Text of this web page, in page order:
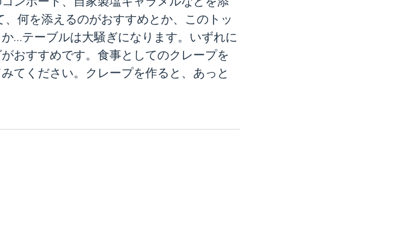
何を添えるのがおすすめとか、このトッ
…テーブルは大騒ぎになります。いずれに
おすすめです。食事としてのクレープを
てください。クレープを作ると、あっと